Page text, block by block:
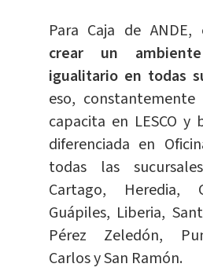
Para Caja de ANDE,
crear un
igualitario en todas
eso,
capacita en LESCO y
diferenciada en
todas las
Cartago, Heredia,
Guápiles, Liberia,
Pérez Zeledón,
Carlos y San Ramón.